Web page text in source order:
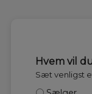
Hvem vil
Sæt venligst